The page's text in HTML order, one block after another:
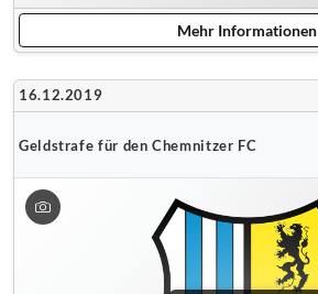
Mehr Informationen
16.12.2019
Geldstrafe für den Chemnitzer FC